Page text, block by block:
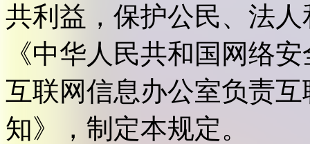
共利益，保护公民、法
《中华人民共和国网络
互联网信息办公室负责
知》，制定本规定。